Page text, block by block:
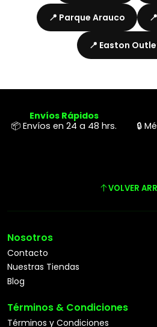
📍 Parque Arauco
📍 Easton
Envíos Rápidos
📦 Envíos en 24 a 48 hrs.
🔒
VOLVER
Nosotros
Contacto
Nuestras Tiendas
Blog
Términos & Condiciones
Términos y Condiciones